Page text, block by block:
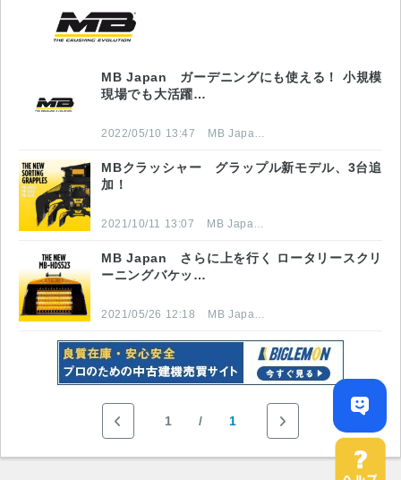
MB Japan ガーデニングにも使える！ 小規模
現場でも大活躍…
2022/05/10 13:47 MB Japan株式会社
MBクラッシャー グラップル新モデル、3台追
加！
2021/10/11 13:07 MB Japan株式会社
MB Japan さらに上を行く ロータリースクリ
ーニングバケッ…
2021/05/26 12:18 MB Japan株式会社
1 1